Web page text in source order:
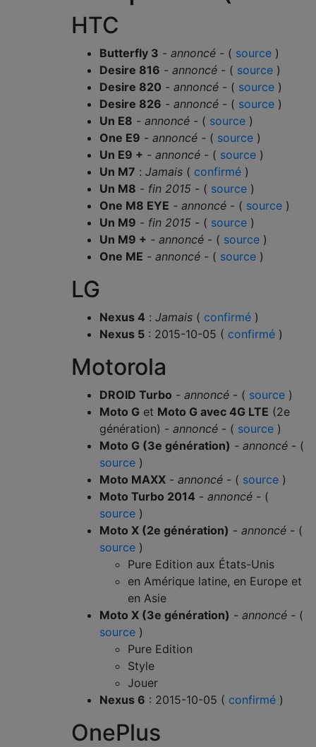
HTC
Butterfly 3 - annoncé - ( source )
Desire 816 - annoncé - ( source )
Desire 820 - annoncé - ( source )
Desire 826 - annoncé - ( source )
Un E8 - annoncé - ( source )
One E9 - annoncé - ( source )
Un E9 + - annoncé - ( source )
Un M7 : Jamais ( confirmé )
Un M8 - fin 2015 - ( source )
One M8 EYE - annoncé - ( source )
Un M9 - fin 2015 - ( source )
Un M9 + - annoncé - ( source )
One ME - annoncé - ( source )
LG
Nexus 4 : Jamais ( confirmé )
Nexus 5 : 2015-10-05 ( confirmé )
Motorola
DROID Turbo - annoncé - ( source )
Moto G et Moto G avec 4G LTE (2e
génération) - annoncé - ( source )
Moto G (3e génération) - annoncé - (
source )
Moto MAXX - annoncé - ( source )
Moto Turbo 2014 - annoncé - (
source )
Moto X (2e génération) - annoncé - (
source )
Pure Edition aux États-Unis
en Amérique latine, en Europe et
en Asie
Moto X (3e génération) - annoncé - (
source )
Pure Edition
Style
Jouer
Nexus 6 : 2015-10-05 ( confirmé )
OnePlus